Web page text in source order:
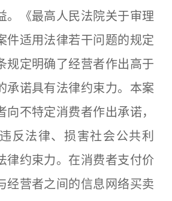
。《最高人民法院关于审理
件适用法律若干问题的规定
规定明确了经营者作出高于
承诺具有法律约束力。本案
向不特定消费者作出承诺，
反法律、损害社会公共利
律约束力。在消费者支付价
经营者之间的信息网络买卖